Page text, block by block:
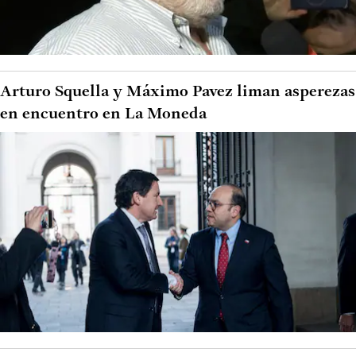
Arturo Squella y Máximo Pavez liman asperezas
en encuentro en La Moneda